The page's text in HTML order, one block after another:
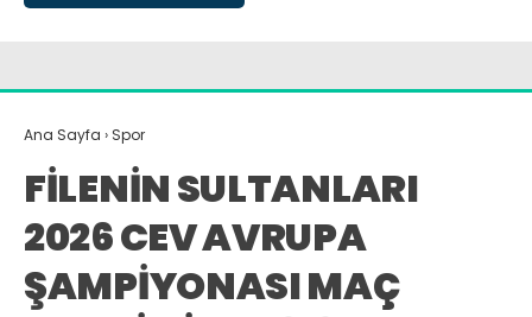
Ana Sayfa › Spor
FİLENİN SULTANLARI
2026 CEV AVRUPA
ŞAMPİYONASI MAÇ